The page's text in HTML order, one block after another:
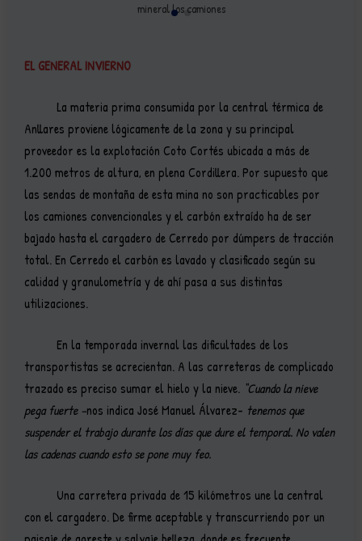
mineral los camiones
EL GENERAL INVIERNO
La materia prima consumida por la central térmica de
Anllares proviene lógicamente de la zona y su principal
proveedor es la explotación Coto Cortés ubicada a más de
1.200 metros de altura, en plena Cordillera. Por supuesto que
las sendas de montaña de esta mina no son practicables por
los camiones convencionales y el carbón extraído ha de ser
bajado hasta el cargadero de Cerredo por dúmpers de tracción
total. En Cerredo el carbón es lavado y clasificado según su
calidad y granulometría y de ahí pasa a sus distintas
utilizaciones.
En la temporada invernal las dificultades de los
transportistas se acrecientan. A las carreteras de complicado
trazado es preciso sumar el hielo y la nieve. “Cuando la nieve
pega fuerte –nos indica José Manuel Álvarez- tenemos que
suspender el trabajo durante los días que dure el temporal. No valen
las cadenas cuando esto se pone muy feo.
Una carretera privada de 15 kilómetros une la central
con el cargadero. De firme aceptable y transcurriendo por un